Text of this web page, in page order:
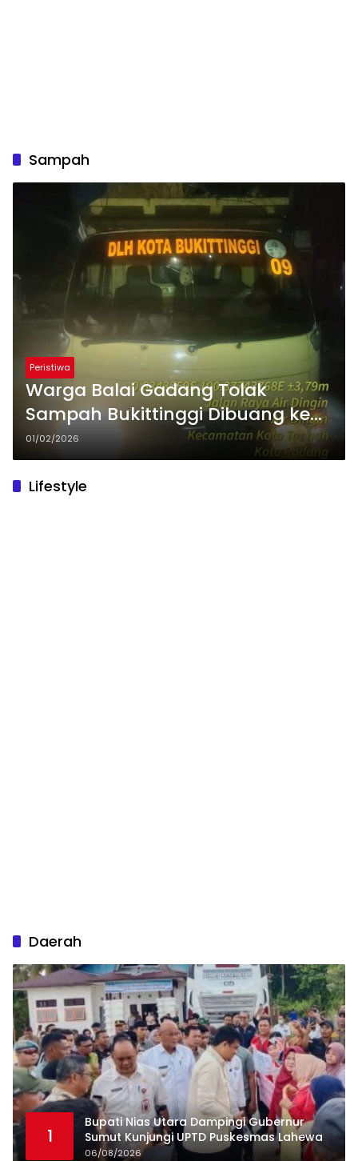
Sampah
Peristiwa
Warga Balai Gadang Tolak
Sampah Bukittinggi Dibuang ke
TPA Air Dingin, Dugaan
Pelanggaran Hukum Menguat
01/02/2026
Lifestyle
Daerah
1
Bupati Nias Utara Dampingi Gubernur
Sumut Kunjungi UPTD Puskesmas Lahewa
06/08/2026